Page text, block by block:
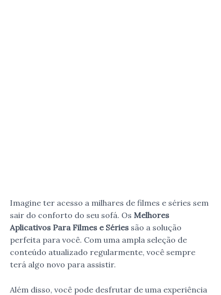
Imagine ter acesso a milhares de filmes e séries sem
sair do conforto do seu sofá. Os Melhores
Aplicativos Para Filmes e Séries são a solução
perfeita para você. Com uma ampla seleção de
conteúdo atualizado regularmente, você sempre
terá algo novo para assistir.
Além disso, você pode desfrutar de uma experiência